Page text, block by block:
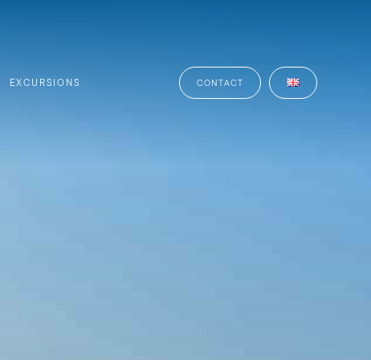
EXCURSIONS CONTACT